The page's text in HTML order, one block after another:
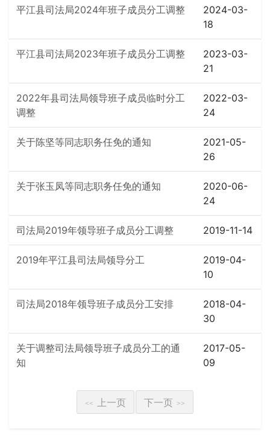
平江县司法局2024年班子成员分工调整
2024-03-
18
平江县司法局2023年班子成员分工调整
2023-03-
21
2022年县司法局领导班子成员临时分工
调整
2022-03-
24
关于陈坚等同志职务任免的通知
2021-05-
26
关于张玉凤等同志职务任免的通知
2020-06-
24
司法局2019年领导班子成员分工调整 2019-11-14
2019年平江县司法局领导分工
2019-04-
10
司法局2018年领导班子成员分工安排
2018-04-
30
关于调整司法局领导班子成员分工的通
知
2017-05-
09
<< 上一页 下一页 >>